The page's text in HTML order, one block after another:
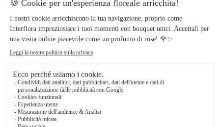
Il tuo fiorista artigiano a NAPOLI